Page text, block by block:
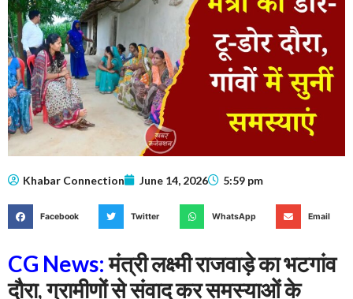
Khabar Connection June 14, 2026 5:59 pm
Facebook Twitter WhatsApp Email
CG News:मंत्री लक्ष्मी राजवाड़े का भटगांव
दौरा, ग्रामीणों से संवाद कर समस्याओं के